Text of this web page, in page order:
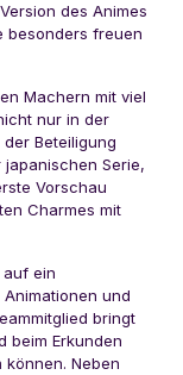
des Animes
besonders freuen
Machern mit viel
nur in der
Beteiligung
Serie,
Vorschau
Charmes mit
auf ein
und
bringt
beim Erkunden
Neben